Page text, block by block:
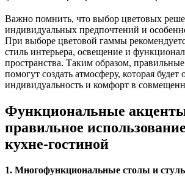
Важно помнить, что выбор цветовых
индивидуальных предпочтений и
При выборе цветовой гаммы
стиль интерьера, освещение и
пространства. Таким образом,
помогут создать атмосферу, которая будет
индивидуальность и комфорт в
Функциональные
правильное
кухне-гостиной
1. Многофункциональные столы и